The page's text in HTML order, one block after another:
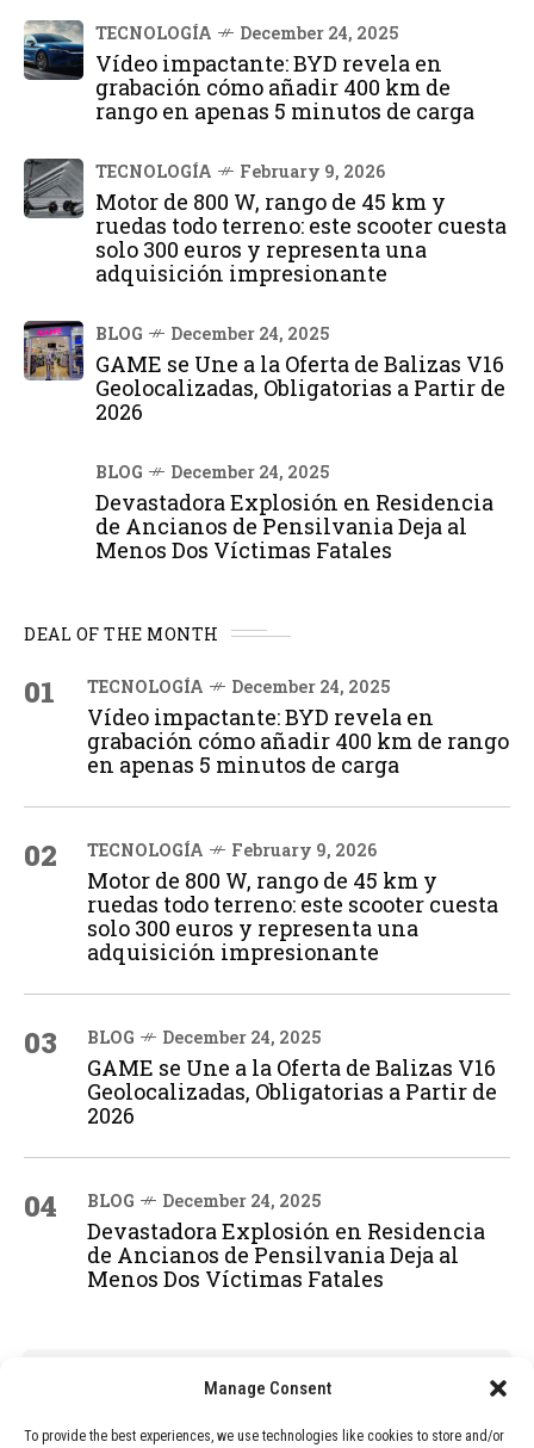
Manage Consent
To provide the best experiences, we use technologies like cookies to store and/or
TECNOLOGÍA December 24, 2025
Vídeo impactante: BYD revela en
grabación cómo añadir 400 km de
rango en apenas 5 minutos de carga
TECNOLOGÍA February 9, 2026
Motor de 800 W, rango de 45 km y
ruedas todo terreno: este scooter cuesta
solo 300 euros y representa una
adquisición impresionante
BLOG December 24, 2025
GAME se Une a la Oferta de Balizas V16
Geolocalizadas, Obligatorias a Partir de
2026
BLOG December 24, 2025
Devastadora Explosión en Residencia
de Ancianos de Pensilvania Deja al
Menos Dos Víctimas Fatales
DEAL OF THE MONTH
01 TECNOLOGÍA December 24, 2025
Vídeo impactante: BYD revela en
grabación cómo añadir 400 km de rango
en apenas 5 minutos de carga
02 TECNOLOGÍA February 9, 2026
Motor de 800 W, rango de 45 km y
ruedas todo terreno: este scooter cuesta
solo 300 euros y representa una
adquisición impresionante
03 BLOG December 24, 2025
GAME se Une a la Oferta de Balizas V16
Geolocalizadas, Obligatorias a Partir de
2026
04 BLOG December 24, 2025
Devastadora Explosión en Residencia
de Ancianos de Pensilvania Deja al
Menos Dos Víctimas Fatales